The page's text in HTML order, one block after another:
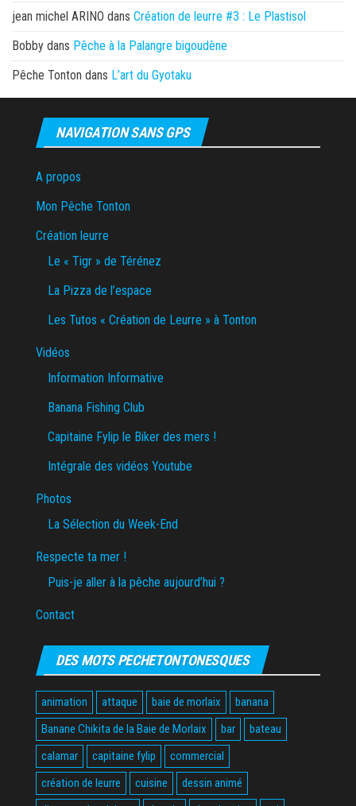
jean michel ARINO dans Création de leurre #3 : Le Plastisol
Bobby dans Pêche à la Palangre bigoudène
Pêche Tonton dans L’art du Gyotaku
NAVIGATION SANS GPS
A propos
Mon Pêche Tonton
Création leurre
Le « Tigr » de Térénez
La Pizza de l’espace
Les Tutos « Création de Leurre » à Tonton
Vidéos
Information Informative
Banana Fishing Club
Capitaine Fylip le Biker des mers !
Intégrale des vidéos Youtube
Photos
La Sélection du Week-End
Respecte ta mer !
Puis-je aller à la pêche aujourd’hui ?
Contact
DES MOTS PECHETONTONESQUES
animation attaque baie de morlaix
banana
Banane Chikita de la Baie de Morlaix
bar
bateau
calamar
capitaine fylip
commercial
création de leurre
cuisine
dessin animé